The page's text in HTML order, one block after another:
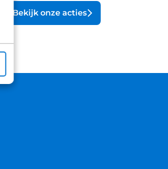
Bekijk onze acties